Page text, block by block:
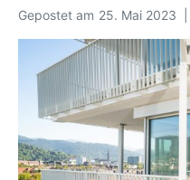
Gepostet am 25. Mai 2023